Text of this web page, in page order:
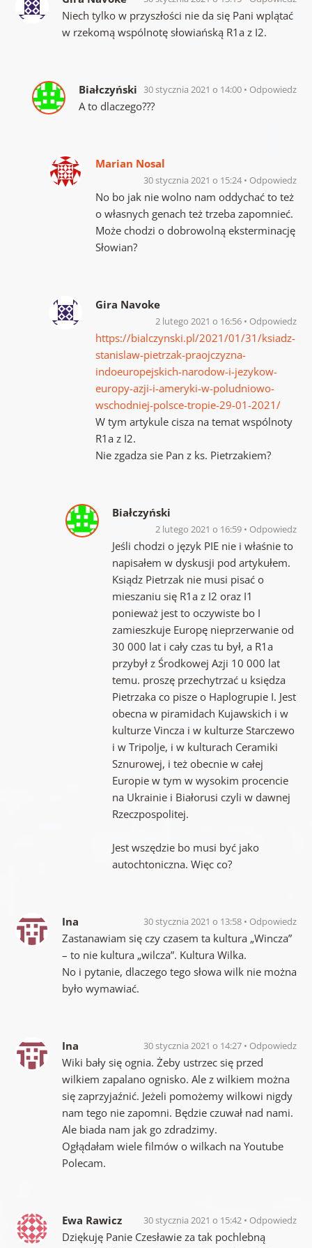
Niech tylko w przyszłości nie da się Pani wplątać
w rzekomą wspólnotę słowiańską R1a z I2.
Białczyński 30 stycznia 2021 o 14:00 Odpowiedz
A to dlaczego???
Marian Nosal
30 stycznia 2021 o 15:24 Odpowiedz
No bo jak nie wolno nam oddychać to też
o własnych genach też trzeba zapomnieć.
Może chodzi o dobrowolną eksterminację
Słowian?
Gira Navoke
2 lutego 2021 o 16:56 Odpowiedz
https://bialczynski.pl/2021/01/31/ksiadz-
stanislaw-pietrzak-praojczyzna-
indoeuropejskich-narodow-i-jezykow-
europy-azji-i-ameryki-w-poludniowo-
wschodniej-polsce-tropie-29-01-2021/
W tym artykule cisza na temat wspólnoty
R1a z I2.
Nie zgadza sie Pan z ks. Pietrzakiem?
Białczyński
2 lutego 2021 o 16:59 Odpowiedz
Jeśli chodzi o język PIE nie i właśnie to
napisałem w dyskusji pod artykułem.
Ksiądz Pietrzak nie musi pisać o
mieszaniu się R1a z I2 oraz I1
ponieważ jest to oczywiste bo I
zamieszkuje Europę nieprzerwanie od
30 000 lat i cały czas tu był, a R1a
przybył z Środkowej Azji 10 000 lat
temu. proszę przechytrzać u księdza
Pietrzaka co pisze o Haplogrupie I. Jest
obecna w piramidach Kujawskich i w
kulturze Vincza i w kulturze Starczewo
i w Tripolje, i w kulturach Ceramiki
Sznurowej, i też obecnie w całej
Europie w tym w wysokim procencie
na Ukrainie i Białorusi czyli w dawnej
Rzeczpospolitej.
Jest wszędzie bo musi być jako
autochtoniczna. Więc co?
Ina 30 stycznia 2021 o 13:58 Odpowiedz
Zastanawiam się czy czasem ta kultura „Wincza”
– to nie kultura „wilcza”. Kultura Wilka.
No i pytanie, dlaczego tego słowa wilk nie można
było wymawiać.
Ina 30 stycznia 2021 o 14:27 Odpowiedz
Wiki bały się ognia. Żeby ustrzec się przed
wilkiem zapalano ognisko. Ale z wilkiem można
się zaprzyjaźnić. Jeżeli pomożemy wilkowi nigdy
nam tego nie zapomni. Będzie czuwał nad nami.
Ale biada nam jak go zdradzimy.
Ogłądałam wiele filmów o wilkach na Youtube
Polecam.
Ewa Rawicz 30 stycznia 2021 o 15:42 Odpowiedz
Dziękuję Panie Czesławie za tak pochlebną